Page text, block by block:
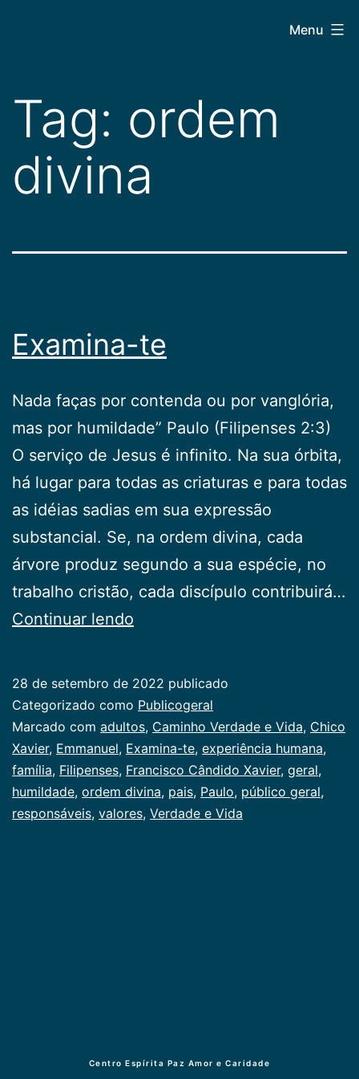
conteúdo
Menu
Tag: ordem
divina
Examina-te
Nada faças por contenda ou por vanglória,
mas por humildade” Paulo (Filipenses 2:3)
O serviço de Jesus é infinito. Na sua órbita,
há lugar para todas as criaturas e para todas
as idéias sadias em sua expressão
substancial. Se, na ordem divina, cada
árvore produz segundo a sua espécie, no
trabalho cristão, cada discípulo contribuirá…
Continuar lendo
28 de setembro de 2022 publicado
Categorizado como Publicogeral
Marcado com adultos, Caminho Verdade e Vida, Chico
Xavier, Emmanuel, Examina-te, experiência humana,
família, Filipenses, Francisco Cândido Xavier, geral,
humildade, ordem divina, pais, Paulo, público geral,
responsáveis, valores, Verdade e Vida
Centro Espírita Paz Amor e Caridade